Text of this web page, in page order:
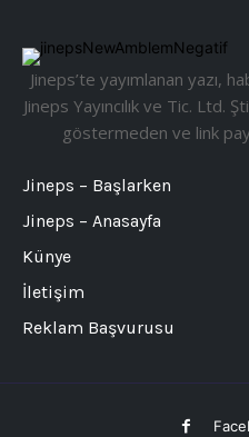
Jineps’te yayımlanan yazı,
Jineps Yayıncılık ve Tic. Ltd.
göstermeden ve link
Jineps – Başlarken
Jineps – Anasayfa
Künye
İletişim
Reklam Başvurusu